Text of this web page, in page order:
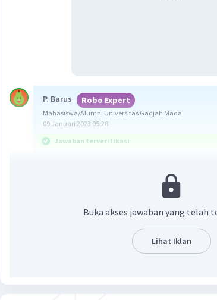
P. Barus Robo Expert
Mahasiswa/Alumni Universitas Gadjah Mada
09 Januari 2023 05:28
Jawaban terverifikasi
BUMS atau Badan Usaha Milik Swasta
jenis badan usaha yang sebagian besar
swasta. Tujuan dari BUMS sendiri yaitu
secara optimal dalam hal pengembangan
Buka akses jawaban yang telah
Lihat Iklan